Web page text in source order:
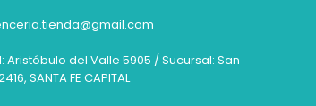
Aristóbulo del Valle 5905 / Sucursal: San
SANTA FE CAPITAL